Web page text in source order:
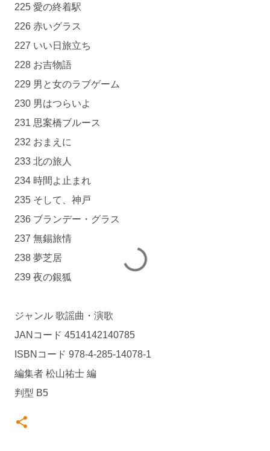
225 愛の終着駅
226 赤いグラス
227 いい日旅立ち
228 お吉物語
229 男と女のラブゲーム
230 男はつらいよ
231 思案橋ブルース
232 おまえに
233 北の旅人
234 時間よ止まれ
235 そして、神戸
236 ブランデー・グラス
237 無錫旅情
238 夢芝居
239 夜の銀狐
ジャンル 歌謡曲・演歌
JANコード 4514142140785
ISBNコード 978-4-285-14078-1
編集者 松山祐士 編
判型 B5